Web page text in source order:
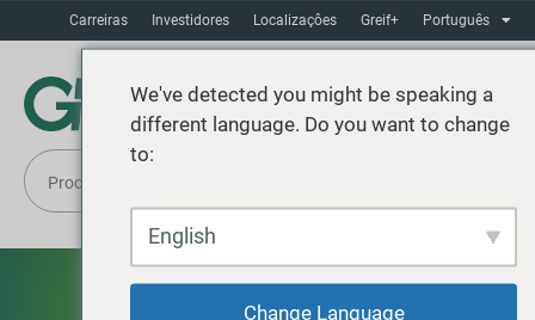
Carreiras Investidores Localizaçôes Greif+ Português
We've detected you might be speaking a
different language. Do you want to change
to:
English
Change Language